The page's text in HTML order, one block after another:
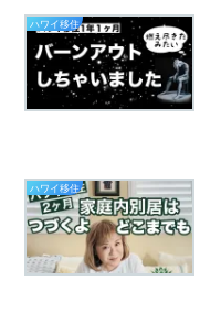
ハワイ移住
ハワイ移住